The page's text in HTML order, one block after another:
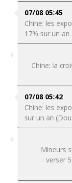
07/08 05:45
Chine: les
17% sur un
Chine: la
07/08 05:42
Chine: les
sur un an
Mineurs
verser